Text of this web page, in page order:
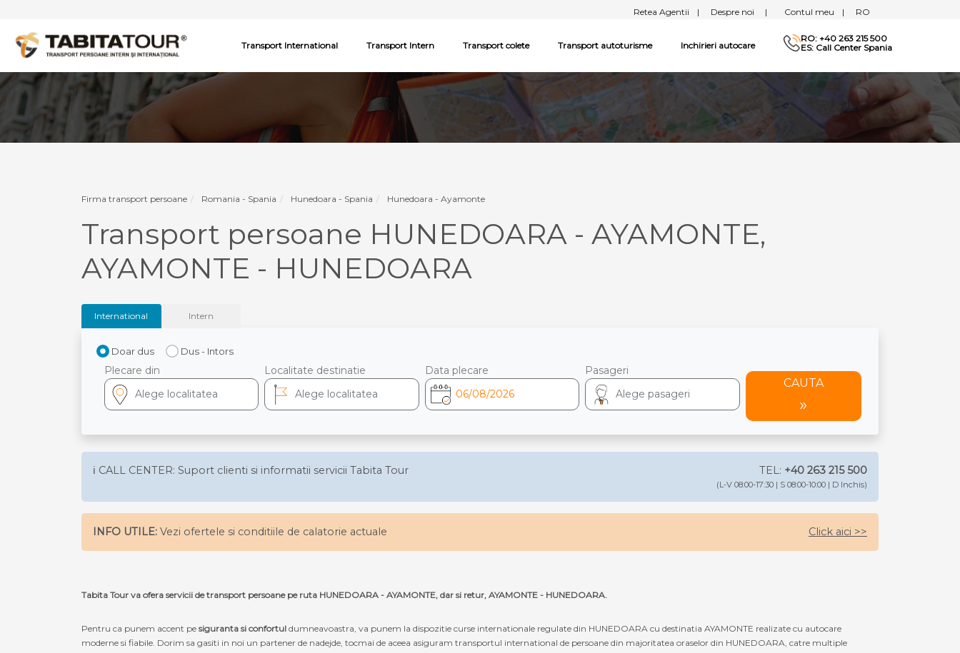
Retea Agentii | Despre noi | Contul meu | RO
Transport International Transport Intern Transport colete Transport autoturisme Inchirieri autocare
RO: +40 263 215 500
ES: Call Center Spania
Firma transport persoane Romania - Spania Hunedoara - Spania Hunedoara - Ayamonte
Transport persoane HUNEDOARA - AYAMONTE,
AYAMONTE - HUNEDOARA
International Intern
Doar dus Dus - Intors
Plecare din Localitate destinatie Data plecare Pasageri
CAUTA
ℹ️ CALL CENTER: Suport clienti si informatii servicii Tabita Tour TEL: +40 263 215 500
(L-V 08:00-17:30 | S 08:00-10:00 | D Inchis)
INFO UTILE: Vezi ofertele si conditiile de calatorie actuale Click aici >>
Tabita Tour va ofera servicii de transport persoane pe ruta HUNEDOARA - AYAMONTE, dar si retur, AYAMONTE - HUNEDOARA.
Pentru ca punem accent pe siguranta si confortul dumneavoastra, va punem la dispozitie curse internationale regulate din HUNEDOARA cu destinatia AYAMONTE realizate cu autocare
moderne si fiabile. Dorim sa gasiti in noi un partener de nadejde, tocmai de aceea asiguram transportul international de persoane din majoritatea oraselor din HUNEDOARA, catre multiple